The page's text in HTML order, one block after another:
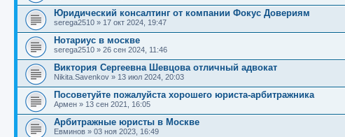
Юридический консалтинг от компании Фокус Довериям
serega2510 » 17 окт 2024, 19:47
Нотариус в москве
serega2510 » 26 сен 2024, 11:46
Виктория Сергеевна Шевцова отличный адвокат
Nikita.Savenkov » 13 июл 2024, 20:03
Посоветуйте пожалуйста хорошего юриста-арбитражника
Армен » 13 сен 2021, 16:05
Арбитражные юристы в Москве
Евминов » 03 ноя 2023, 16:49